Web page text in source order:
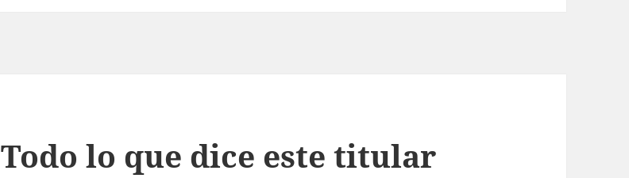
Todo lo que dice este titular